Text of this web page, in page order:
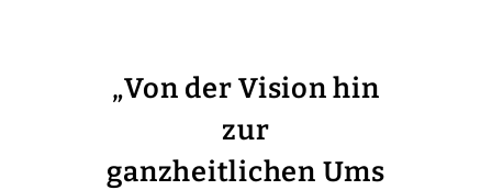
„Von der Vision hin
zur
ganzheitlichen Ums